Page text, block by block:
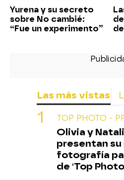
Yurena y su secreto
sobre No cambié:
“Fue un experimento”
Las más vistas
TOP PHOTO -
Olivia y
presentan
fotografía
de 'Top